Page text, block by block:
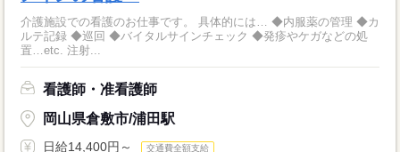
介護施設での看護のお仕事です。 具体的には… ◆内服薬の管理 ◆カ
ルテ記録 ◆巡回 ◆バイタルサインチェック ◆発疹やケガなどの処
置…etc. 注射...
看護師・准看護師
岡山県倉敷市/浦田駅
日給14,400円～ 交通費全額支給